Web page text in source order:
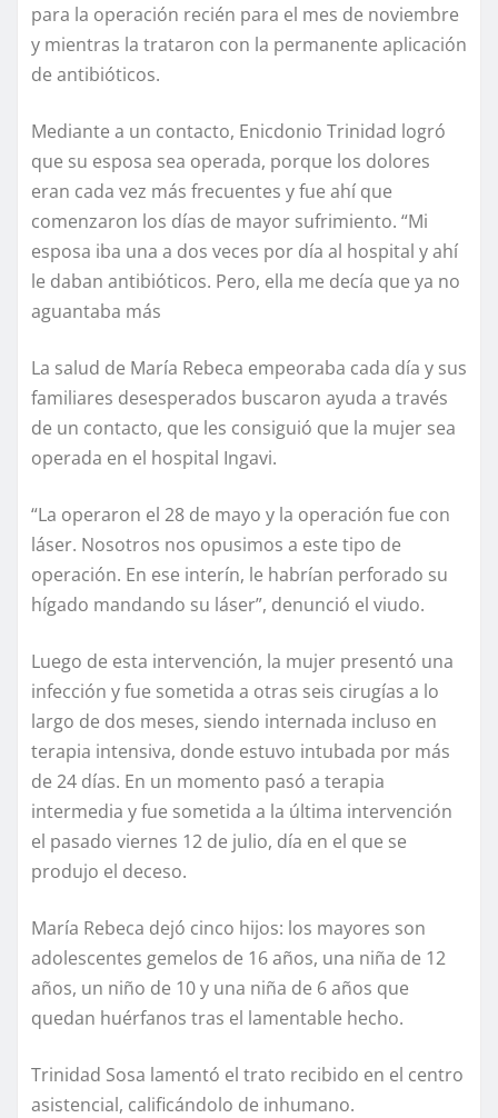
para la operación recién para el mes de noviembre
y mientras la trataron con la permanente aplicación
de antibióticos.
Mediante a un contacto, Enicdonio Trinidad logró
que su esposa sea operada, porque los dolores
eran cada vez más frecuentes y fue ahí que
comenzaron los días de mayor sufrimiento. “Mi
esposa iba una a dos veces por día al hospital y ahí
le daban antibióticos. Pero, ella me decía que ya no
aguantaba más
La salud de María Rebeca empeoraba cada día y sus
familiares desesperados buscaron ayuda a través
de un contacto, que les consiguió que la mujer sea
operada en el hospital Ingavi.
“La operaron el 28 de mayo y la operación fue con
láser. Nosotros nos opusimos a este tipo de
operación. En ese interín, le habrían perforado su
hígado mandando su láser”, denunció el viudo.
Luego de esta intervención, la mujer presentó una
infección y fue sometida a otras seis cirugías a lo
largo de dos meses, siendo internada incluso en
terapia intensiva, donde estuvo intubada por más
de 24 días. En un momento pasó a terapia
intermedia y fue sometida a la última intervención
el pasado viernes 12 de julio, día en el que se
produjo el deceso.
María Rebeca dejó cinco hijos: los mayores son
adolescentes gemelos de 16 años, una niña de 12
años, un niño de 10 y una niña de 6 años que
quedan huérfanos tras el lamentable hecho.
Trinidad Sosa lamentó el trato recibido en el centro
asistencial, calificándolo de inhumano.